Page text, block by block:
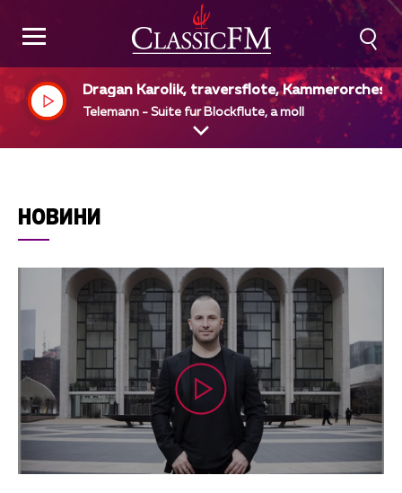
Dragan Karolik, traversflote,
"Telemann", Eitelfriedrich Thom, dir
Telemann - Suite fur Blockflute, a moll
НОВИНИ